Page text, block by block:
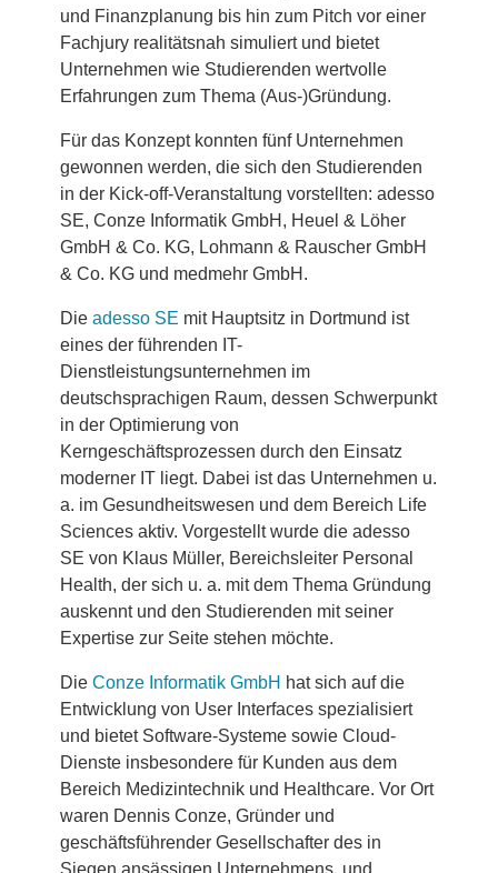
und Finanzplanung bis hin zum Pitch vor einer
Fachjury realitätsnah simuliert und bietet
Unternehmen wie Studierenden wertvolle
Erfahrungen zum Thema (Aus-)Gründung.
Für das Konzept konnten fünf Unternehmen
gewonnen werden, die sich den Studierenden
in der Kick-off-Veranstaltung vorstellten: adesso
SE, Conze Informatik GmbH, Heuel & Löher
GmbH & Co. KG, Lohmann & Rauscher GmbH
& Co. KG und medmehr GmbH.
Die adesso SE mit Hauptsitz in Dortmund ist
eines der führenden IT-
Dienstleistungsunternehmen im
deutschsprachigen Raum, dessen Schwerpunkt
in der Optimierung von
Kerngeschäftsprozessen durch den Einsatz
moderner IT liegt. Dabei ist das Unternehmen u.
a. im Gesundheitswesen und dem Bereich Life
Sciences aktiv. Vorgestellt wurde die adesso
SE von Klaus Müller, Bereichsleiter Personal
Health, der sich u. a. mit dem Thema Gründung
auskennt und den Studierenden mit seiner
Expertise zur Seite stehen möchte.
Die Conze Informatik GmbH hat sich auf die
Entwicklung von User Interfaces spezialisiert
und bietet Software-Systeme sowie Cloud-
Dienste insbesondere für Kunden aus dem
Bereich Medizintechnik und Healthcare. Vor Ort
waren Dennis Conze, Gründer und
geschäftsführender Gesellschafter des in
Siegen ansässigen Unternehmens, und